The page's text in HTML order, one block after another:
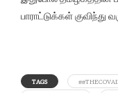
பாராட்டுக்கள் குவிந்து
TAGS